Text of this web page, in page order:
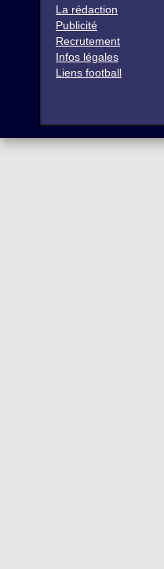
La rédaction
Publicité
Recrutement
Infos légales
Liens football